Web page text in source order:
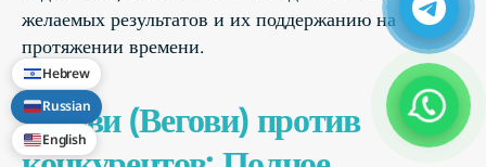
желаемых результатов и их поддержанию на
протяжении времени.
Вегови (Вегови) против
Hebrew
Russian
English